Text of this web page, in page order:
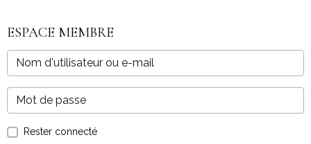
ESPACE MEMBRE
Rester connecté